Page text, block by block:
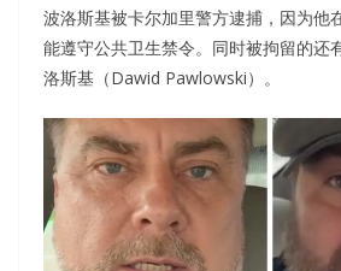
波洛斯基被卡尔加里警方逮捕，因为他
能遵守公共卫生禁令。同时被拘留的还
洛斯基（Dawid Pawlowski）。